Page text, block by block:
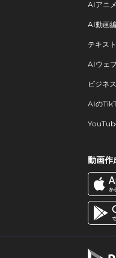
AIアニ
AI動画
テキス
AIウェ
ビジネ
AIの
動画作